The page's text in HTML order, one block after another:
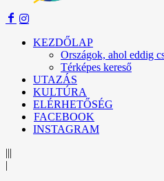
KEZDŐLAP
Országok, ahol eddig
Térképes kereső
UTAZÁS
KULTÚRA
ELÉRHETŐSÉG
FACEBOOK
INSTAGRAM
|||
|